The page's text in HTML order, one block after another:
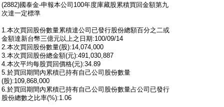
(2882)國泰金-申報本公司100年度庫藏股累積買回金額第九
次達一定標準
1.本次買回股份數量累積達公司已發行股份總額百分之二或
金額達新台幣三億元以上之日期:100/09/14
2.本次買回股份數量(股):14,074,000
3.本次買回股份總金額(元):491,030,887
4.本次平均每股買回價格(元):34.89
5.於買回期間內累積已持有自己公司股份數量
(股):109,868,000
6.於買回期間內累積已持有自己公司股份數量占公司已發行
股份總數之比率(%):1.06